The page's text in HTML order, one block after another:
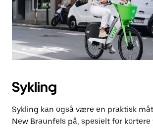
Sykling
Sykling kan også være en praktisk
New Braunfels på, spesielt for